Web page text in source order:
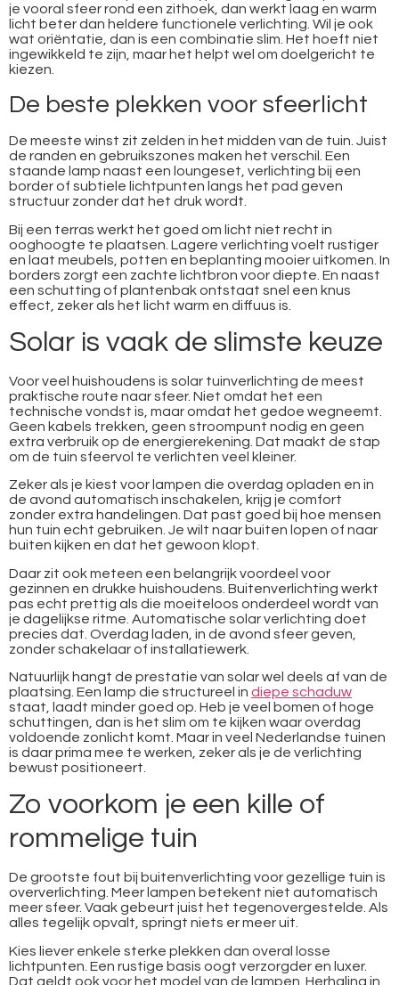
je vooral sfeer rond een zithoek, dan werkt laag en warm
licht beter dan heldere functionele verlichting. Wil je ook
wat oriëntatie, dan is een combinatie slim. Het hoeft niet
ingewikkeld te zijn, maar het helpt wel om doelgericht te
kiezen.
De beste plekken voor sfeerlicht
De meeste winst zit zelden in het midden van de tuin. Juist
de randen en gebruikszones maken het verschil. Een
staande lamp naast een loungeset, verlichting bij een
border of subtiele lichtpunten langs het pad geven
structuur zonder dat het druk wordt.
Bij een terras werkt het goed om licht niet recht in
ooghoogte te plaatsen. Lagere verlichting voelt rustiger
en laat meubels, potten en beplanting mooier uitkomen. In
borders zorgt een zachte lichtbron voor diepte. En naast
een schutting of plantenbak ontstaat snel een knus
effect, zeker als het licht warm en diffuus is.
Solar is vaak de slimste keuze
Voor veel huishoudens is solar tuinverlichting de meest
praktische route naar sfeer. Niet omdat het een
technische vondst is, maar omdat het gedoe wegneemt.
Geen kabels trekken, geen stroompunt nodig en geen
extra verbruik op de energierekening. Dat maakt de stap
om de tuin sfeervol te verlichten veel kleiner.
Zeker als je kiest voor lampen die overdag opladen en in
de avond automatisch inschakelen, krijg je comfort
zonder extra handelingen. Dat past goed bij hoe mensen
hun tuin echt gebruiken. Je wilt naar buiten lopen of naar
buiten kijken en dat het gewoon klopt.
Daar zit ook meteen een belangrijk voordeel voor
gezinnen en drukke huishoudens. Buitenverlichting werkt
pas echt prettig als die moeiteloos onderdeel wordt van
je dagelijkse ritme. Automatische solar verlichting doet
precies dat. Overdag laden, in de avond sfeer geven,
zonder schakelaar of installatiewerk.
Natuurlijk hangt de prestatie van solar wel deels af van de
plaatsing. Een lamp die structureel in diepe schaduw
staat, laadt minder goed op. Heb je veel bomen of hoge
schuttingen, dan is het slim om te kijken waar overdag
voldoende zonlicht komt. Maar in veel Nederlandse tuinen
is daar prima mee te werken, zeker als je de verlichting
bewust positioneert.
Zo voorkom je een kille of
rommelige tuin
De grootste fout bij buitenverlichting voor gezellige tuin is
oververlichting. Meer lampen betekent niet automatisch
meer sfeer. Vaak gebeurt juist het tegenovergestelde. Als
alles tegelijk opvalt, springt niets er meer uit.
Kies liever enkele sterke plekken dan overal losse
lichtpunten. Een rustige basis oogt verzorgder en luxer.
Dat geldt ook voor het model van de lampen. Herhaling in